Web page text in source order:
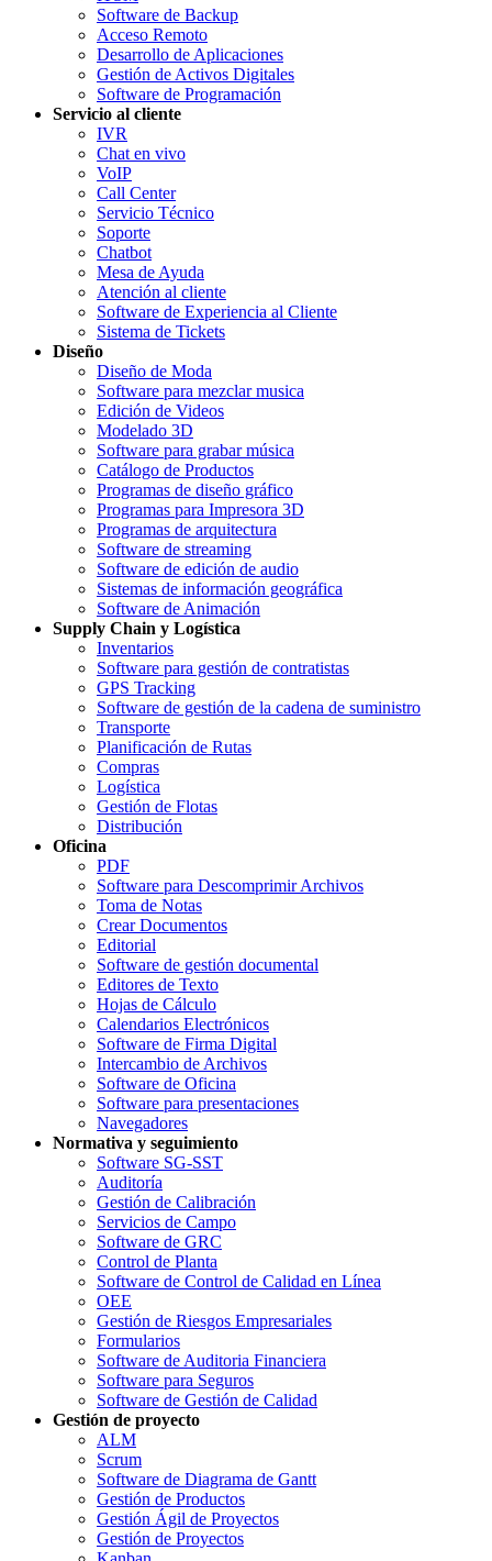
Software de Backup
Acceso Remoto
Desarrollo de Aplicaciones
Gestión de Activos Digitales
Software de Programación
Servicio al cliente
IVR
Chat en vivo
VoIP
Call Center
Servicio Técnico
Soporte
Chatbot
Mesa de Ayuda
Atención al cliente
Software de Experiencia al Cliente
Sistema de Tickets
Diseño
Diseño de Moda
Software para mezclar musica
Edición de Videos
Modelado 3D
Software para grabar música
Catálogo de Productos
Programas de diseño gráfico
Programas para Impresora 3D
Programas de arquitectura
Software de streaming
Software de edición de audio
Sistemas de información geográfica
Software de Animación
Supply Chain y Logística
Inventarios
Software para gestión de contratistas
GPS Tracking
Software de gestión de la cadena de suministro
Transporte
Planificación de Rutas
Compras
Logística
Gestión de Flotas
Distribución
Oficina
PDF
Software para Descomprimir Archivos
Toma de Notas
Crear Documentos
Editorial
Software de gestión documental
Editores de Texto
Hojas de Cálculo
Calendarios Electrónicos
Software de Firma Digital
Intercambio de Archivos
Software de Oficina
Software para presentaciones
Navegadores
Normativa y seguimiento
Software SG-SST
Auditoría
Gestión de Calibración
Servicios de Campo
Software de GRC
Control de Planta
Software de Control de Calidad en Línea
OEE
Gestión de Riesgos Empresariales
Formularios
Software de Auditoria Financiera
Software para Seguros
Software de Gestión de Calidad
Gestión de proyecto
ALM
Scrum
Software de Diagrama de Gantt
Gestión de Productos
Gestión Ágil de Proyectos
Gestión de Proyectos